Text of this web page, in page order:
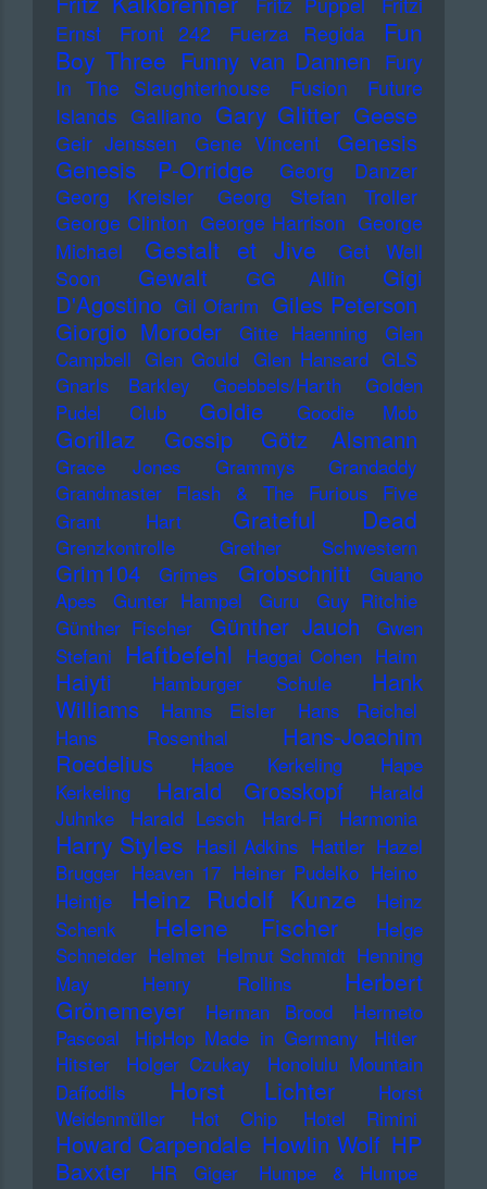
Ernst
Front 242 Fuerza Regida
Fun
Boy Three Funny van Dannen Fury
In The Slaughterhouse
Fusion
Future
Islands Galliano Gary Glitter Geese
Geir Jenssen Gene Vincent
Genesis
Genesis P-Orridge
Georg Danzer
Georg Kreisler
Georg Stefan Troller
George Clinton George Harrison George
Michael
Gestalt et Jive
Get Well
Soon
Gewalt GG Allin
Gigi
D'Agostino Gil Ofarim Giles Peterson
Giorgio Moroder
Gitte Haenning
Glen
Campbell Glen Gould Glen Hansard GLS
Gnarls Barkley
Goebbels/Harth
Golden
Pudel Club
Goldie Goodie Mob
Gorillaz Gossip Götz Alsmann
Grace Jones Grammys
Grandaddy
Grandmaster Flash & The Furious Five
Grant Hart
Grateful Dead
Grenzkontrolle Grether Schwestern
Grim104 Grimes Grobschnitt
Guano
Apes
Gunter Hampel Guru
Guy Ritchie
Günther Fischer
Günther Jauch
Gwen
Stefani Haftbefehl Haggai Cohen Haim
Haiyti Hamburger Schule
Hank
Williams
Hanns Eisler
Hans Reichel
Hans Rosenthal
Hans-Joachim
Roedelius
Haoe Kerkeling
Hape
Kerkeling
Harald Grosskopf
Harald
Juhnke
Harald Lesch Hard-Fi Harmonia
Harry Styles Hasil Adkins Hattler Hazel
Brugger Heaven 17 Heiner Pudelko Heino
Heintje
Heinz Rudolf Kunze
Heinz
Schenk
Helene Fischer
Helge
Schneider Helmet Helmut Schmidt Henning
May
Henry Rollins
Herbert
Grönemeyer
Herman Brood
Hermeto
Pascoal
HipHop Made in Germany
Hitler
Hitster
Holger Czukay
Honolulu Mountain
Daffodils
Horst Lichter
Horst
Weidenmüller
Hot Chip Hotel Rimini
Howard Carpendale Howlin Wolf HP
Baxxter
HR Giger
Humpe & Humpe